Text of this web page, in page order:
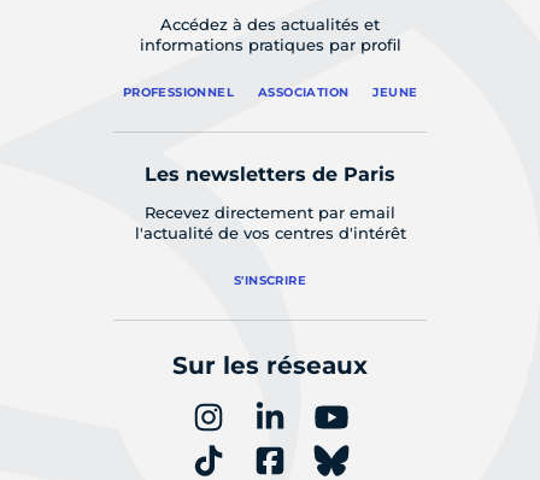
Accédez à des actualités et
informations pratiques par profil
PROFESSIONNEL ASSOCIATION JEUNE
Les newsletters de Paris
Recevez directement par email
l'actualité de vos centres d'intérêt
S'INSCRIRE
Sur les réseaux